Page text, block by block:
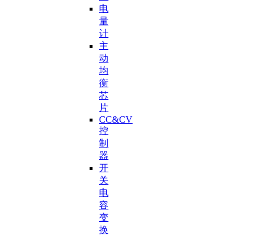
电
量
计
主
动
均
衡
芯
片
CC&CV
控
制
器
开
关
电
容
变
换